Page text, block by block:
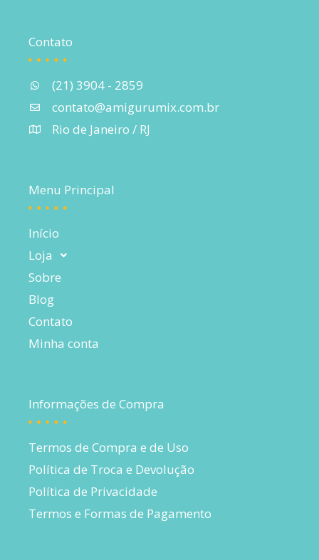
Contato
(21) 3904 - 2859
contato@amigurumix.com.br
Rio de Janeiro / RJ
Menu Principal
Início
Loja
Sobre
Blog
Contato
Minha conta
Informações de Compra
Termos de Compra e de Uso
Política de Troca e Devolução
Política de Privacidade
Termos e Formas de Pagamento